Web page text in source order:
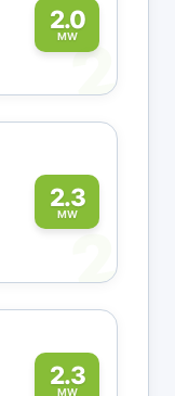
2.0
MW
2
2.3
MW
2
2.3
MW